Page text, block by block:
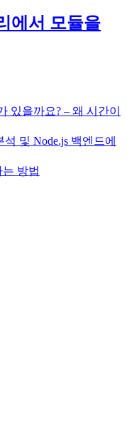
에서 모듈을
있을까요? – 왜 시간이
및 Node.js 백엔드에
방법